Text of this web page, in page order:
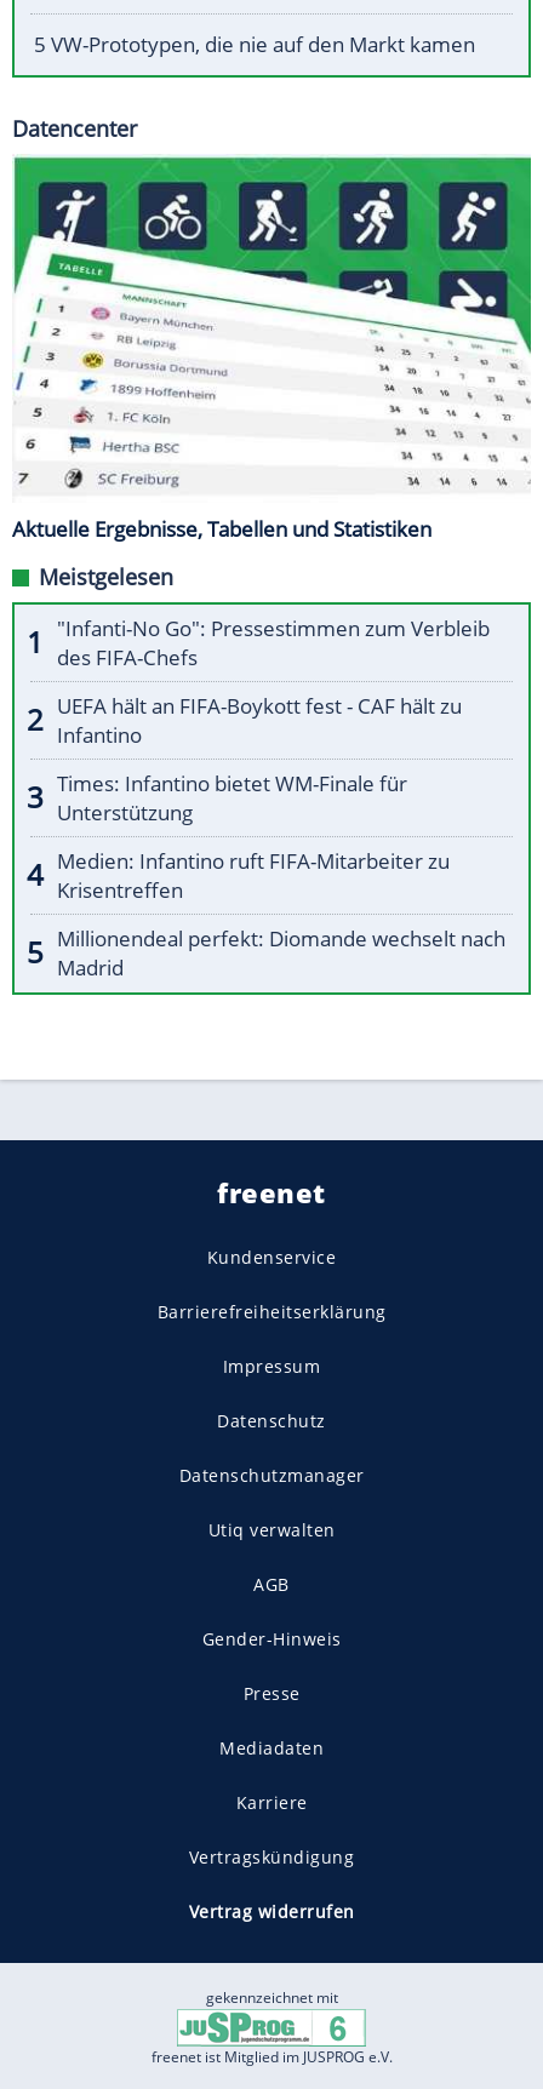
5 VW-Prototypen, die nie auf den Markt kamen
Datencenter
Aktuelle Ergebnisse, Tabellen und Statistiken
Meistgelesen
"Infanti-No Go": Pressestimmen zum Verbleib
des FIFA-Chefs
UEFA hält an FIFA-Boykott fest - CAF hält zu
Infantino
Times: Infantino bietet WM-Finale für
Unterstützung
Medien: Infantino ruft FIFA-Mitarbeiter zu
Krisentreffen
Millionendeal perfekt: Diomande wechselt nach
Madrid
freenet
Kundenservice
Barrierefreiheitserklärung
Impressum
Datenschutz
Datenschutzmanager
Utiq verwalten
AGB
Gender-Hinweis
Presse
Mediadaten
Karriere
Vertragskündigung
Vertrag widerrufen
gekennzeichnet mit
freenet ist Mitglied im JUSPROG e.V.